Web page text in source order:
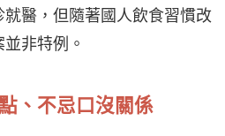
醫，但隨著國人飲食習慣改
非特例。
、不忌口沒關係